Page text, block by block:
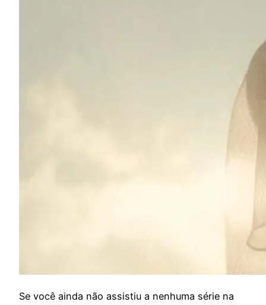
Se você ainda não assistiu a nenhuma série na